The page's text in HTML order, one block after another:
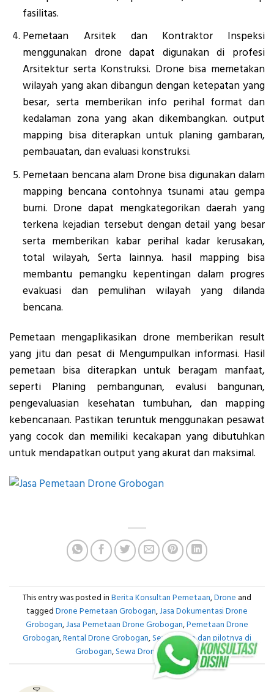
fasilitas.
Pemetaan Arsitek dan Kontraktor Inspeksi
menggunakan drone dapat digunakan di profesi
Arsitektur serta Konstruksi. Drone bisa memetakan
wilayah yang akan dibangun dengan ketepatan yang
besar, serta memberikan info perihal format dan
kedalaman zona yang akan dikembangkan. output
mapping bisa diterapkan untuk planing gambaran,
pembauatan, dan evaluasi konstruksi.
Pemetaan bencana alam Drone bisa digunakan dalam
mapping bencana contohnya tsunami atau gempa
bumi. Drone dapat mengkategorikan daerah yang
terkena kejadian tersebut dengan detail yang besar
serta memberikan kabar perihal kadar kerusakan,
total wilayah, Serta lainnya. hasil mapping bisa
membantu pemangku kepentingan dalam progres
evakuasi dan pemulihan wilayah yang dilanda
bencana.
Pemetaan mengaplikasikan drone memberikan result
yang jitu dan pesat di Mengumpulkan informasi. Hasil
pemetaan bisa diterapkan untuk beragam manfaat,
seperti Planing pembangunan, evalusi bangunan,
pengevaluasian kesehatan tumbuhan, dan mapping
kebencanaan. Pastikan teruntuk menggunakan pesawat
yang cocok dan memiliki kecakapan yang dibutuhkan
untuk mendapatkan output yang akurat dan maksimal.
This entry was posted in Berita Konsultan Pemetaan,Drone and
tagged Drone Pemetaan Grobogan,Jasa Dokumentasi Drone
Grobogan,Jasa Pemetaan Drone Grobogan,Pemetaan Drone
Grobogan,Rental Drone Grobogan,Sewa drone dan pilotnya di
Grobogan,Sewa Drone Grobogan.